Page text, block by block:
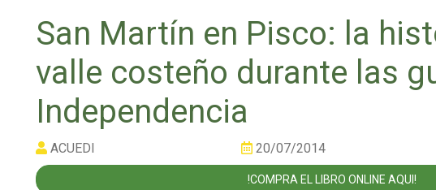
San Martín en Pisco: la
valle costeño durante las
Independencia
ACUEDI 20/07/2014
!COMPRA EL LIBRO ONLINE AQUI!